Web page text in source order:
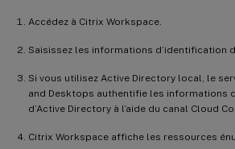
Accédez à Citrix Workspace.
Saisissez les informations d’identification
Si vous utilisez Active Directory local, le
and Desktops authentifie les informations
d’Active Directory à l’aide du canal Cloud
Citrix Workspace affiche les ressources